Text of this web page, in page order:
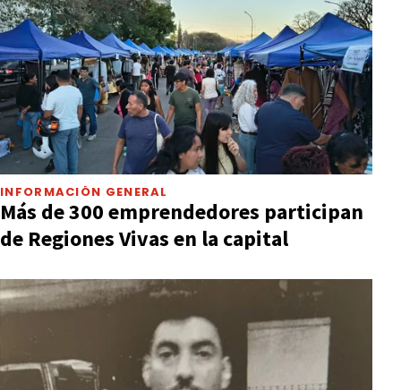
INFORMACIÓN GENERAL
Más de 300 emprendedores participan
de Regiones Vivas en la capital